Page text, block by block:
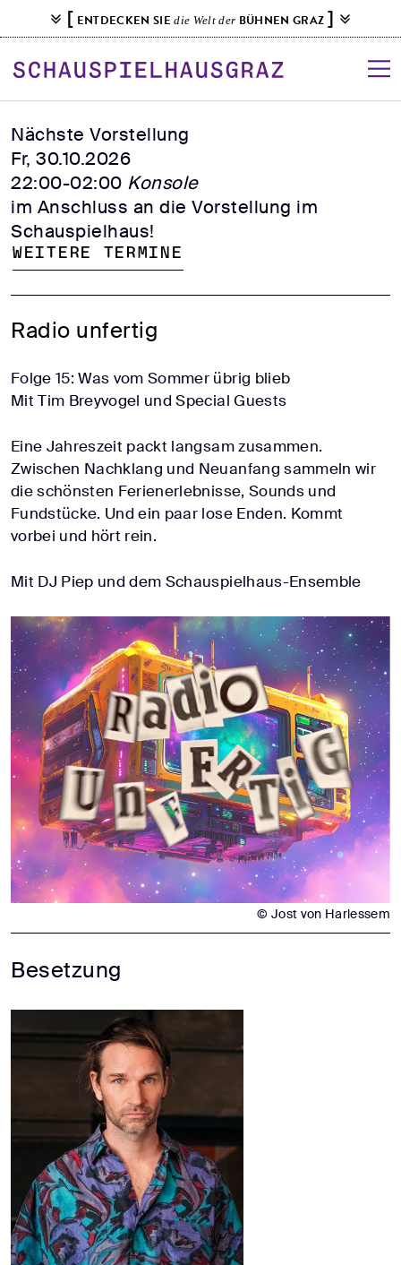
k
p
t
t
[ ENTDECKEN SIEdie Welt der BÜHNEN GRAZ ]
Nächste Vorstellung
Fr, 30.10.2026
22:00-02:00 Konsole
im Anschluss an die Vorstellung im
Schauspielhaus!
Weitere Termine
Radio unfertig
Folge 15: Was vom Sommer übrig blieb
Mit Tim Breyvogel und Special Guests
Eine Jahreszeit packt langsam zusammen.
Zwischen Nachklang und Neuanfang sammeln wir
die schönsten Ferienerlebnisse, Sounds und
Fundstücke. Und ein paar lose Enden. Kommt
vorbei und hört rein.
Mit DJ Piep und dem Schauspielhaus-Ensemble
© Jost von Harlessem
Besetzung